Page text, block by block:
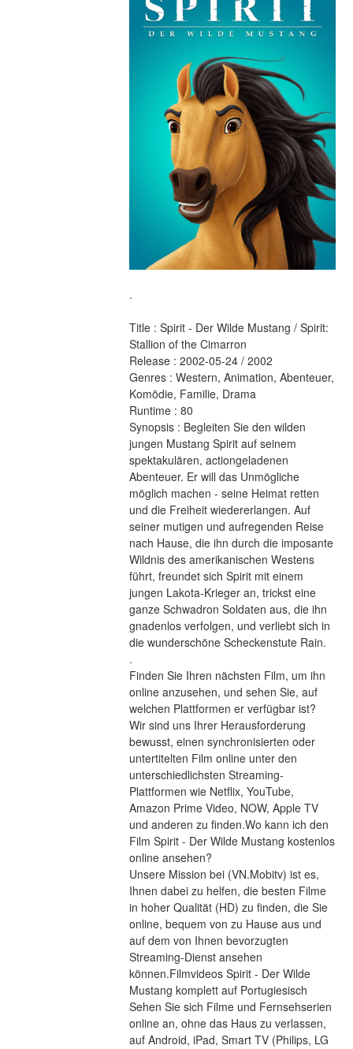
.
Title : Spirit - Der Wilde Mustang / Spirit:
Stallion of the Cimarron
Release : 2002-05-24 / 2002
Genres : Western, Animation, Abenteuer,
Komödie, Familie, Drama
Runtime : 80
Synopsis : Begleiten Sie den wilden
jungen Mustang Spirit auf seinem
spektakulären, actiongeladenen
Abenteuer. Er will das Unmögliche
möglich machen - seine Heimat retten
und die Freiheit wiedererlangen. Auf
seiner mutigen und aufregenden Reise
nach Hause, die ihn durch die imposante
Wildnis des amerikanischen Westens
führt, freundet sich Spirit mit einem
jungen Lakota-Krieger an, trickst eine
ganze Schwadron Soldaten aus, die ihn
gnadenlos verfolgen, und verliebt sich in
die wunderschöne Scheckenstute Rain.
.
Finden Sie Ihren nächsten Film, um ihn
online anzusehen, und sehen Sie, auf
welchen Plattformen er verfügbar ist?
Wir sind uns Ihrer Herausforderung
bewusst, einen synchronisierten oder
untertitelten Film online unter den
unterschiedlichsten Streaming-
Plattformen wie Netflix, YouTube,
Amazon Prime Video, NOW, Apple TV
und anderen zu finden.Wo kann ich den
Film Spirit - Der Wilde Mustang kostenlos
online ansehen?
Unsere Mission bei (VN.Mobitv) ist es,
Ihnen dabei zu helfen, die besten Filme
in hoher Qualität (HD) zu finden, die Sie
online, bequem von zu Hause aus und
auf dem von Ihnen bevorzugten
Streaming-Dienst ansehen
können.Filmvideos Spirit - Der Wilde
Mustang komplett auf Portugiesisch
Sehen Sie sich Filme und Fernsehserien
online an, ohne das Haus zu verlassen,
auf Android, iPad, Smart TV (Philips, LG